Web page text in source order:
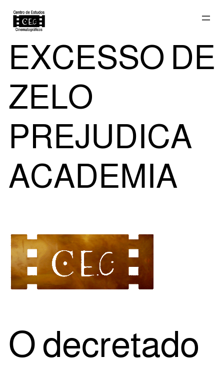
Saltar
para
o
conteúdo
EXCESSO DE
ZELO
PREJUDICA
ACADEMIA
O decre­ta­do